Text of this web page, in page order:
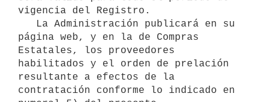
vigencia del Registro.
página web, y en la de Compras
Estatales, los proveedores
habilitados y el orden de prelación
resultante a efectos de la
contratación conforme lo indicado en